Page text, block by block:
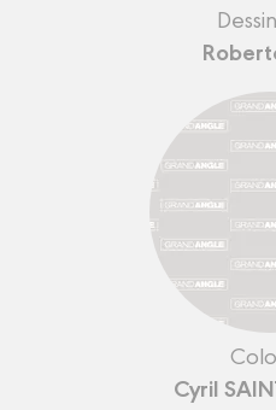
Cyril